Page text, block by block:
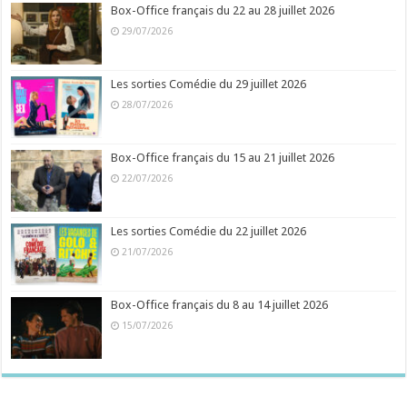
Box-Office français du 22 au 28 juillet 2026
29/07/2026
Les sorties Comédie du 29 juillet 2026
28/07/2026
Box-Office français du 15 au 21 juillet 2026
22/07/2026
Les sorties Comédie du 22 juillet 2026
21/07/2026
Box-Office français du 8 au 14 juillet 2026
15/07/2026